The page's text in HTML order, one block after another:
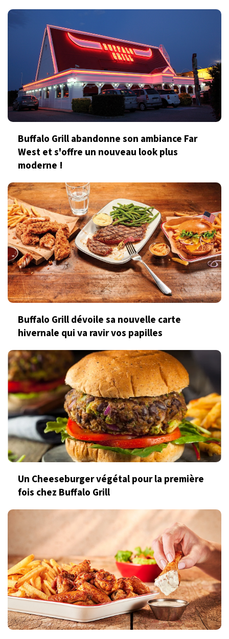
Buffalo Grill abandonne son ambiance Far
West et s'offre un nouveau look plus
moderne !
Buffalo Grill dévoile sa nouvelle carte
hivernale qui va ravir vos papilles
Un Cheeseburger végétal pour la première
fois chez Buffalo Grill